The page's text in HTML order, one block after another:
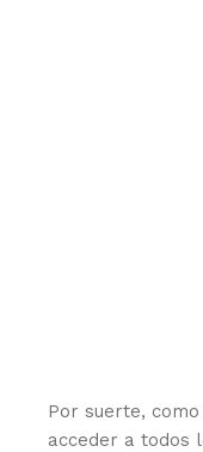
Por suerte,
acceder a todos